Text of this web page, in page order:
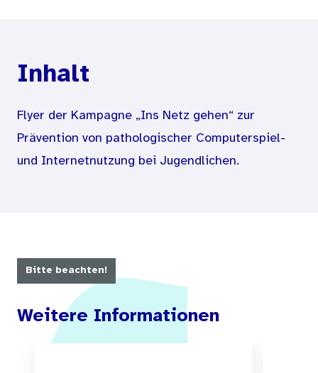
Inhalt
Flyer der Kampagne „Ins Netz gehen“ zur
Prävention von pathologischer Computerspiel-
und Internetnutzung bei Jugendlichen.
Bitte beachten!
Weitere Informationen